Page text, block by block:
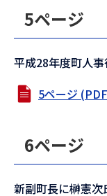
5ページ
平成28年度町人
5ページ
6ページ
新副町長に榊憲次